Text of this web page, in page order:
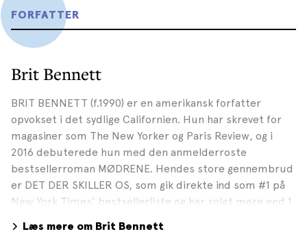
FORFATTER
Brit Bennett
BRIT BENNETT (f.1990) er en amerikansk forfatter
opvokset i det sydlige Californien. Hun har skrevet for
magasiner som The New Yorker og Paris Review, og i
2016 debuterede hun med den anmelderroste
bestsellerroman MØDRENE. Hendes store gennembrud
er DET DER SKILLER OS, som gik direkte ind som #1 på
New York Times’ bestsellerliste og har solgt mere end 1
Læs mere om Brit Bennett